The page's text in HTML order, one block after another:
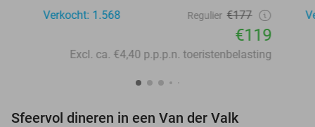
Verkocht: 1.568
Regulier €177
€119
Excl. ca. €4,40 p.p.p.n. toeristenbelasting
Sfeervol dineren in een Van der Valk